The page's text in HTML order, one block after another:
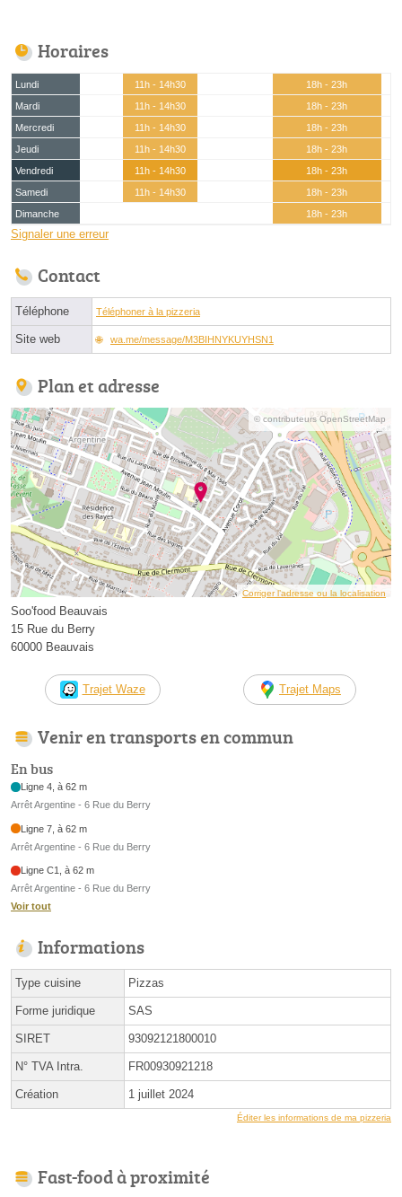
Horaires
Lundi 11h - 14h30
18h - 23h
Mardi
11h - 14h30
18h - 23h
Mercredi
11h - 14h30
18h - 23h
Jeudi
11h - 14h30
18h - 23h
Vendredi
11h - 14h30
18h - 23h
Samedi
11h - 14h30
18h - 23h
Dimanche
18h - 23h
Signaler une erreur
Contact
Téléphone Téléphoner à la pizzeria
Site web wa.me/message/M3BIHNYKUYHSN1
Plan et adresse
© contributeurs OpenStreetMap
Corriger l’adresse ou la localisation
Soo'food Beauvais
15 Rue du Berry
60000 Beauvais
Trajet Waze Trajet Maps
Venir en transports en commun
En bus
Ligne 4, à 62 m
Arrêt Argentine - 6 Rue du Berry
Ligne 7, à 62 m
Arrêt Argentine - 6 Rue du Berry
Ligne C1, à 62 m
Arrêt Argentine - 6 Rue du Berry
Voir tout
Informations
Type cuisine Pizzas
Forme juridique SAS
SIRET 93092121800010
N° TVA Intra. FR00930921218
Création 1 juillet 2024
Éditer les informations de ma pizzeria
Fast-food à proximité